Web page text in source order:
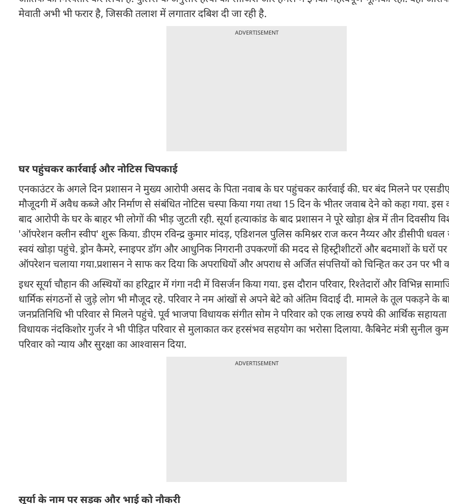
मेवाती अभी भी फरार है, जिसकी तलाश में लगातार दबिश दी जा रही है.
ADVERTISEMENT
घर पहुंचकर कार्रवाई और नोटिस चिपकाई
एनकाउंटर के अगले दिन प्रशासन ने मुख्य आरोपी असद के पिता नवाब के घर पहुंचकर कार्रवाई की. घर बंद मिलने पर
मौजूदगी में अवैध कब्जे और निर्माण से संबंधित नोटिस चस्पा किया गया तथा 15 दिन के भीतर जवाब देने को कहा गया. इस
बाद आरोपी के घर के बाहर भी लोगों की भीड़ जुटती रही. सूर्या हत्याकांड के बाद प्रशासन ने पूरे खोड़ा क्षेत्र में तीन दिवसीय
'ऑपरेशन क्लीन स्वीप' शुरू किया. डीएम रविन्द्र कुमार मांदड़, एडिशनल पुलिस कमिश्नर राज करन नैय्यर और डीसीपी
स्वयं खोड़ा पहुंचे. ड्रोन कैमरे, स्नाइपर डॉग और आधुनिक निगरानी उपकरणों की मदद से हिस्ट्रीशीटरों और बदमाशों के घरों पर
ऑपरेशन चलाया गया.प्रशासन ने साफ कर दिया कि अपराधियों और अपराध से अर्जित संपत्तियों को चिन्हित कर उन पर भी
इधर सूर्या चौहान की अस्थियों का हरिद्वार में गंगा नदी में विसर्जन किया गया. इस दौरान परिवार, रिश्तेदारों और विभिन्न
धार्मिक संगठनों से जुड़े लोग भी मौजूद रहे. परिवार ने नम आंखों से अपने बेटे को अंतिम विदाई दी. मामले के तूल पकड़ने के
जनप्रतिनिधि भी परिवार से मिलने पहुंचे. पूर्व भाजपा विधायक संगीत सोम ने परिवार को एक लाख रुपये की आर्थिक सहायता
विधायक नंदकिशोर गुर्जर ने भी पीड़ित परिवार से मुलाकात कर हरसंभव सहयोग का भरोसा दिलाया. कैबिनेट मंत्री सुनील
परिवार को न्याय और सुरक्षा का आश्वासन दिया.
ADVERTISEMENT
सूर्या के नाम पर सड़क और भाई को नौकरी